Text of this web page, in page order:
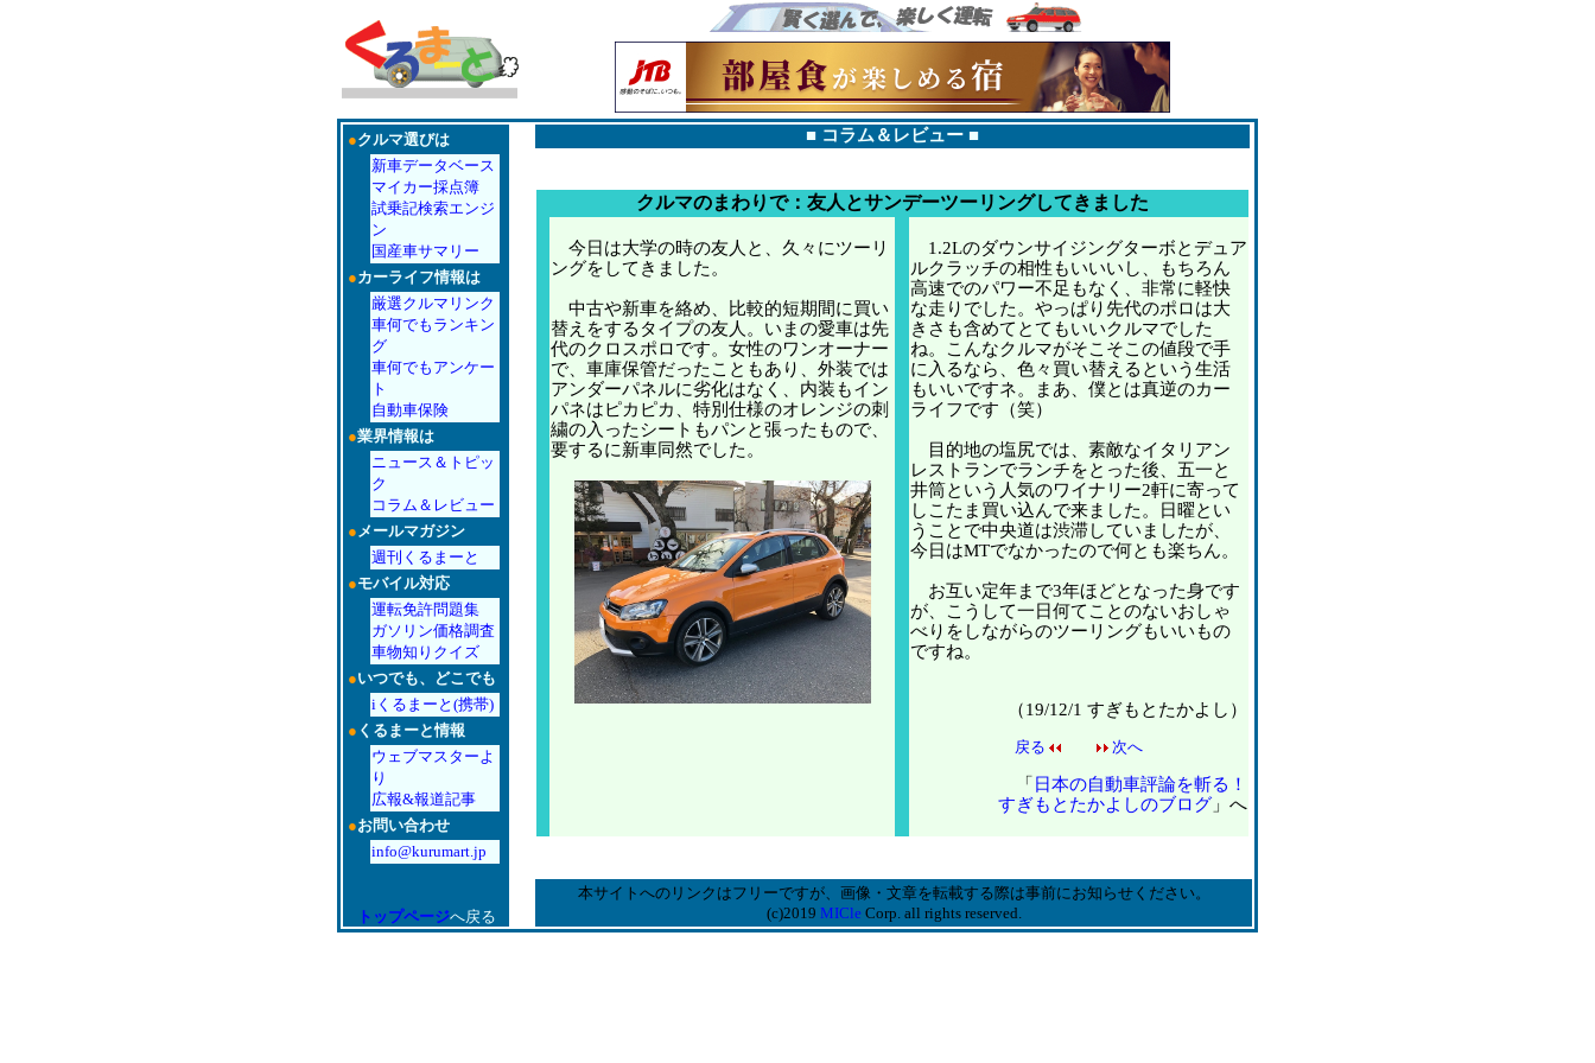
●クルマ選びは
新車データベース
マイカー採点簿
試乗記検索エンジ
ン
国産車サマリー
●カーライフ情報は
厳選クルマリンク
車何でもランキン
グ
車何でもアンケー
ト
自動車保険
●業界情報は
ニュース＆トピッ
ク
コラム＆レビュー
●メールマガジン
週刊くるまーと
●モバイル対応
運転免許問題集
ガソリン価格調査
車物知りクイズ
●いつでも、どこでも
iくるまーと(携帯)
● くるまーと情報
ウェブマスターよ
り
広報&報道記事
●お問い合わせ
info@kurumart.jp
トップページへ戻る
■ コラム＆レビュー ■
クルマのまわりで：友人とサンデーツーリングしてきました
今日は大学の時の友人と、久々にツーリ
ングをしてきました。
中古や新車を絡め、比較的短期間に買い
替えをするタイプの友人。いまの愛車は先
代のクロスポロです。女性のワンオーナー
で、車庫保管だったこともあり、外装では
アンダーパネルに劣化はなく、内装もイン
パネはピカピカ、特別仕様のオレンジの刺
繍の入ったシートもパンと張ったもので、
要するに新車同然でした。
1.2Lのダウンサイジングターボとデュア
ルクラッチの相性もいいいし、もちろん
高速でのパワー不足もなく、非常に軽快
な走りでした。やっぱり先代のポロは大
きさも含めてとてもいいクルマでした
ね。こんなクルマがそこそこの値段で手
に入るなら、色々買い替えるという生活
もいいですネ。まあ、僕とは真逆のカー
ライフです（笑）
目的地の塩尻では、素敵なイタリアン
レストランでランチをとった後、五一と
井筒という人気のワイナリー2軒に寄って
しこたま買い込んで来ました。日曜とい
うことで中央道は渋滞していましたが、
今日はMTでなかったので何とも楽ちん。
お互い定年まで3年ほどとなった身です
が、こうして一日何てことのないおしゃ
べりをしながらのツーリングもいいもの
ですね。
（19/12/1 すぎもとたかよし）
戻る 次へ
「 日本の自動車評論を斬る！
すぎもとたかよしのブログ 」へ
本サイトへのリンクはフリーですが、画像・文章を転載する際は事前にお知らせください。
(c)2019 MICle Corp. all rights reserved.